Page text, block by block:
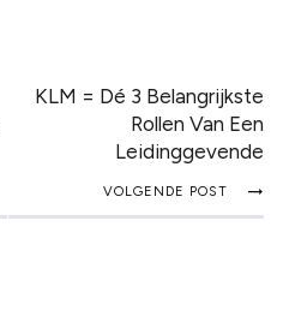
KLM = Dé 3 Belangrijkste
Rollen Van Een
Leidinggevende
VOLGENDE POST